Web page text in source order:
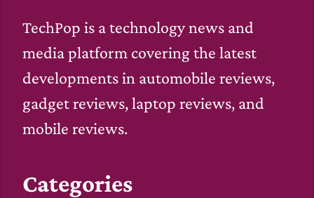
TechPop is a technology news and
media platform covering the latest
developments in automobile reviews,
gadget reviews, laptop reviews, and
mobile reviews.
Categories